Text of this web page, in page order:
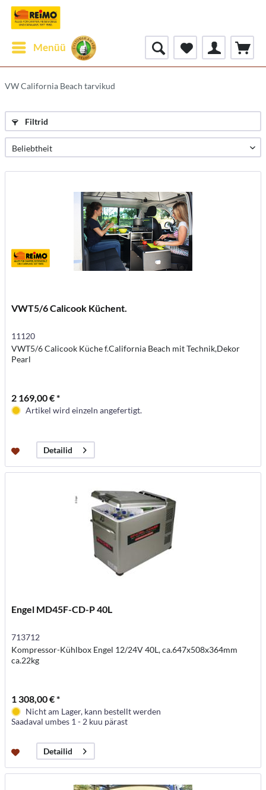
Menüü
VW California Beach tarvikud
Filtrid
VWT5/6 Calicook Küchent.
11120
VWT5/6 Calicook Küche f.California Beach mit Technik,Dekor
Pearl
2 169,00 € *
Artikel wird einzeln angefertigt.
Detailid
Engel MD45F-CD-P 40L
713712
Kompressor-Kühlbox Engel 12/24V 40L, ca.647x508x364mm
ca.22kg
1 308,00 € *
Nicht am Lager, kann bestellt werden
Saadaval umbes 1 - 2 kuu pärast
Detailid